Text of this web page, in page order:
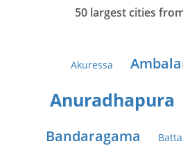
50 largest cities
Akuressa
Anuradhapura
Bandaragama